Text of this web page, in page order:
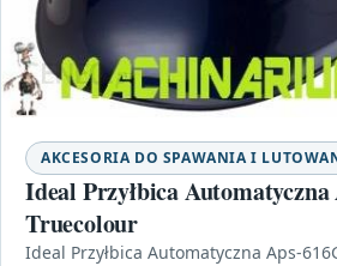
AKCESORIA DO SPAWANIA I
Ideal Przyłbica
Truecolour
Ideal Przyłbica Automatyczna Aps-